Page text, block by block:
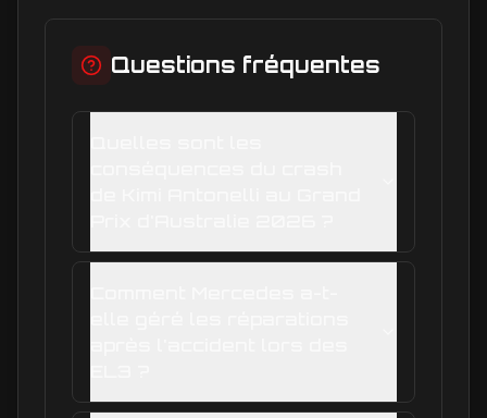
Questions fréquentes